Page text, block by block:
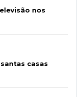
nos
casas